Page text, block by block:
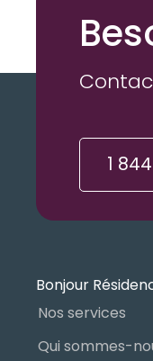
1
Bonjour
Nos services
Qui sommes-